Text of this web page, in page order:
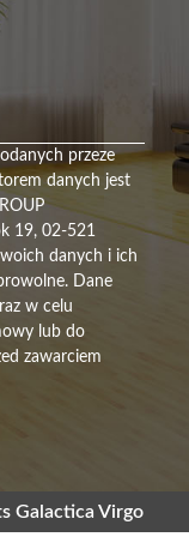
przeze
danych jest
19, 02-521
danych i ich
Dane
w celu
lub do
zawarciem
Galactica Virgo